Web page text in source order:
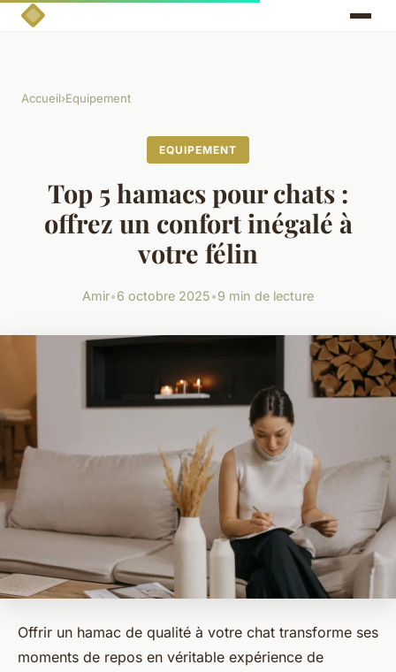
Accueil›Equipement
EQUIPEMENT
Top 5 hamacs pour chats :
offrez un confort inégalé à
votre félin
Amir•6 octobre 2025•9 min de lecture
Offrir un hamac de qualité à votre chat transforme ses
moments de repos en véritable expérience de